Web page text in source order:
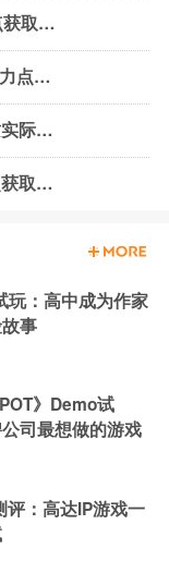
逆水寒手游千机点怎么获得 63个千机点获取方式一览
逆水寒手游2.1.1版本修行潜力 164点潜力点获取
逆水寒手游玄机大特质解析 玄机大特质实际效果
逆水寒手游纹玉获取 逆水寒手游雨露点获取方式
玩：高中成为作家
事
》Demo试
司最想做的游戏
评：高达IP游戏一